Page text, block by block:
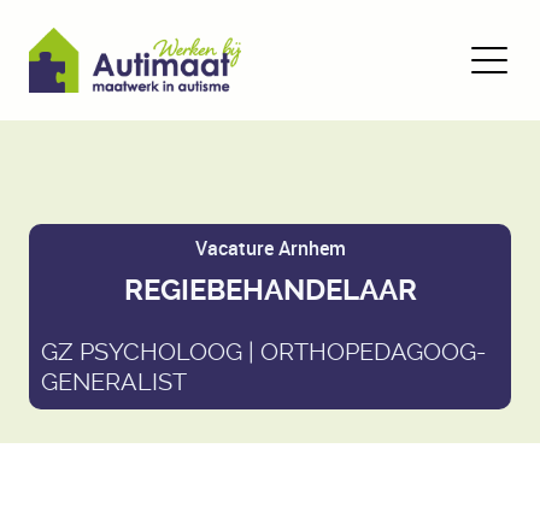
Vacature Arnhem
REGIEBEHANDELAAR
GZ PSYCHOLOOG | ORTHOPEDAGOOG-
GENERALIST